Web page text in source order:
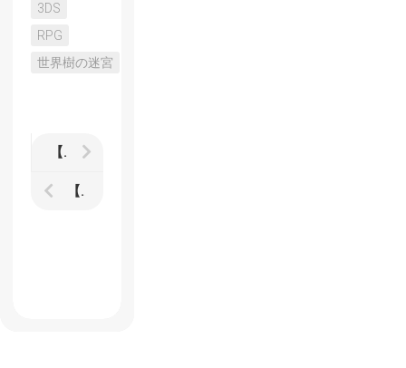
3DS
RPG
世界樹の迷宮
【新・世界樹の迷宮】プレイ日記10 第5層前半 長い道のりを進み決戦直前まで
【FILCO Majestouch】ちょっといいキーボードにしたら打鍵感がとにかく気持ちよかった